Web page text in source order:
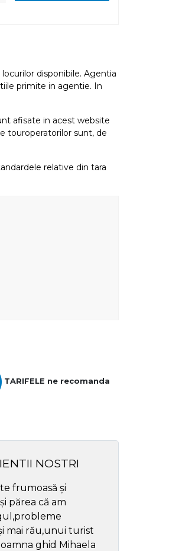
disponibile. Agentia
primite in agentie. In
afisate in acest website
touroperatorilor sunt, de
relative din tara
TARIFELE ne recomanda
NOSTRI
frumoasă și
părea că am
mai rău,unui turist
ghid Mihaela